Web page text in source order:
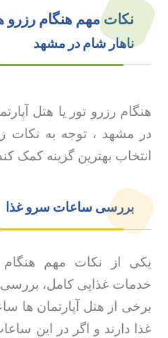
نکات مهم هنگام رزرو
ناهار شام در مشهد
هنگام رزرو تور یا هتل
در مشهد ، توجه به نکات
انتخاب بهترین گزینه کمک
بررسی ساعات سرو غذا
یکی از نکات مهم هنگام
خدمات غذایی کامل،
برخی از هتل آپارتمان ها
غذا دارند و اگر در این